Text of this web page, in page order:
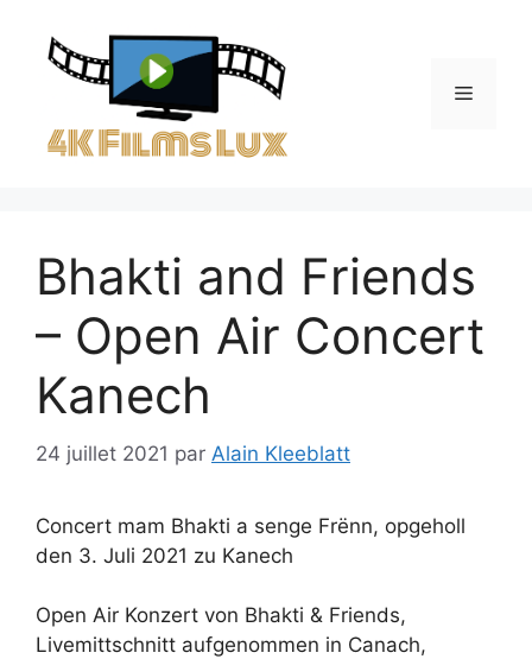
contenu
Menu
Bhakti and Friends
– Open Air Concert
Kanech
24 juillet 2021 par Alain Kleeblatt
Concert mam Bhakti a senge Frënn, opgeholl
den 3. Juli 2021 zu Kanech
Open Air Konzert von Bhakti & Friends,
Livemittschnitt aufgenommen in Canach,